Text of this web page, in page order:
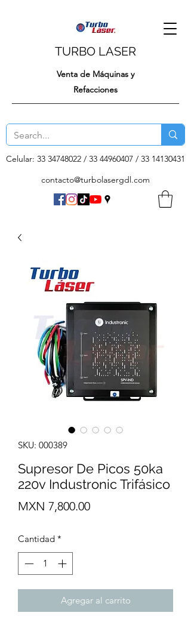
TURBO LASER
Venta de Máquinas y
Refacciones
Celular: 33 34748022 / 33 44960407 / 33 14130431
contacto@turbolasergdl.com
SKU: 000389
Supresor De Picos 50ka
220v Industronic Trifásico
MXN 7,800.00Precio
Cantidad *
Agregar al carrito